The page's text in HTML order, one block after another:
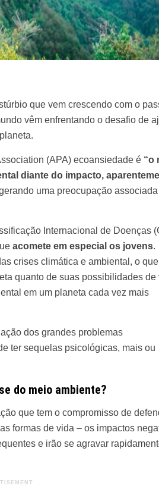
que vem crescendo com o
vêm enfrentando o desafio de
(APA) ecoansiedade é “o
diante do impacto,
uma preocupação
Internacional de Doenças
acomete em especial os jovens.
crises climática e ambiental, o
quanto de suas possibilidades de
em um planeta cada vez mais
dos grandes problemas
ter sequelas psicológicas, mais ou
do meio ambiente?
que tem o compromisso de
formas de vida – os impactos
e irão se agravar